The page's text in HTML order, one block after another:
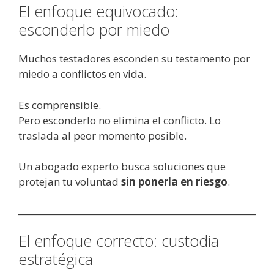
El enfoque equivocado:
esconderlo por miedo
Muchos testadores esconden su testamento por
miedo a conflictos en vida.
Es comprensible.
Pero esconderlo no elimina el conflicto. Lo
traslada al peor momento posible.
Un abogado experto busca soluciones que
protejan tu voluntad sin ponerla en riesgo.
El enfoque correcto: custodia
estratégica